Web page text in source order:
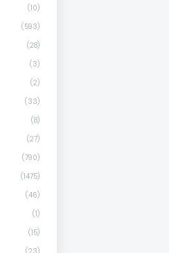
(10)
(593)
(28)
(3)
(2)
(33)
(8)
(27)
(790)
(1475)
(46)
(1)
(15)